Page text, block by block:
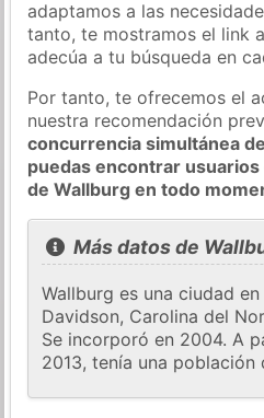
adaptamos a las
tanto, te mostramos el link
adecúa a tu búsqueda en
Por tanto, te ofrecemos el
nuestra recomendación
concurrencia simultánea
puedas encontrar
de Wallburg en todo
Más datos de
Wallburg es una ciudad
Davidson, Carolina del
Se incorporó en 2004. A
2013, tenía una población